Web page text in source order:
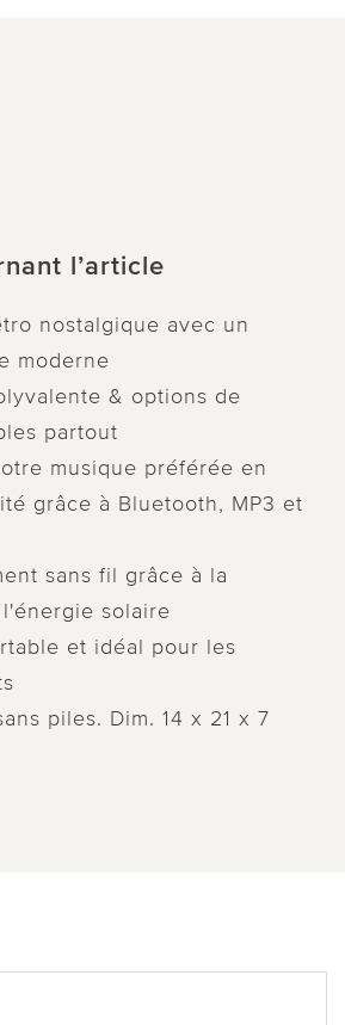
l’article
nostalgique avec un
moderne
& options de
partout
musique préférée en
grâce à Bluetooth, MP3 et
sans fil grâce à la
solaire
et idéal pour les
piles. Dim. 14 x 21 x 7